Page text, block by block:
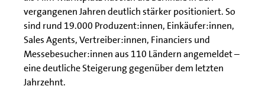
vergangenen Jahren deutlich stärker positioniert. So
sind rund 19.000 Produzent:innen, Einkäufer:innen,
Sales Agents, Vertreiber:innen, Financiers und
Messebesucher:innen aus 110 Ländern angemeldet –
eine deutliche Steigerung gegenüber dem letzten
Jahrzehnt.